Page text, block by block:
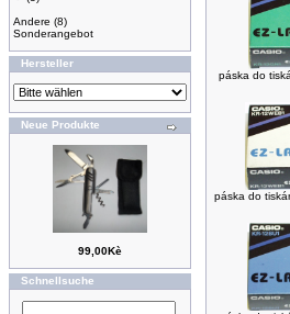
Andere (8)
Sonderangebot
Hersteller
Neue Produkte
99,00Kè
Schnellsuche
páska do
páska do